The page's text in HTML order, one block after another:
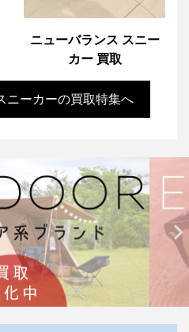
ニューバランス スニー
カー 買取
ニーカーの買取特集へ
